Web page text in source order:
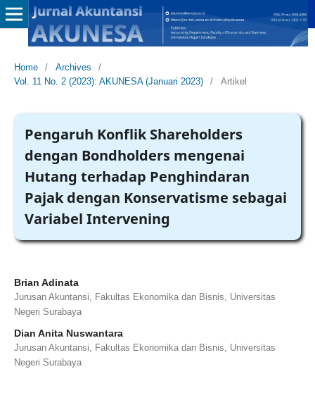
Home / Archives
/
Vol. 11 No. 2 (2023): AKUNESA (Januari 2023)
/ Artikel
Pengaruh Konflik Shareholders
dengan Bondholders mengenai
Hutang terhadap Penghindaran
Pajak dengan Konservatisme sebagai
Variabel Intervening
Brian Adinata
Jurusan Akuntansi, Fakultas Ekonomika dan Bisnis, Universitas
Negeri Surabaya
Dian Anita Nuswantara
Jurusan Akuntansi, Fakultas Ekonomika dan Bisnis, Universitas
Negeri Surabaya